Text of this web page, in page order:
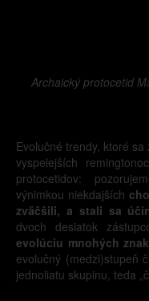
Archaický protocetid
Evolučné trendy, ktoré
vyspelejších
protocetidov:
výnimkou niekdajších
zväčšili, a stali sa
dvoch desiatok
evolúciu mnohých
evolučný (medzi)stupeň
jednoliatu skupinu, teda